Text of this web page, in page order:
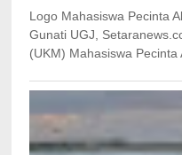
Logo Mahasiswa Pecinta
Gunati UGJ,
(UKM) Mahasiswa Pecinta